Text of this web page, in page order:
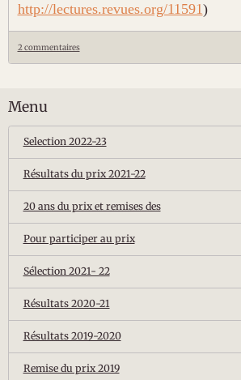
http://lectures.revues.org/11591)
2 commentaires
Menu
Selection 2022-23
Résultats du prix 2021-22
20 ans du prix et remises des
Pour participer au prix
Sélection 2021- 22
Résultats 2020-21
Résultats 2019-2020
Remise du prix 2019